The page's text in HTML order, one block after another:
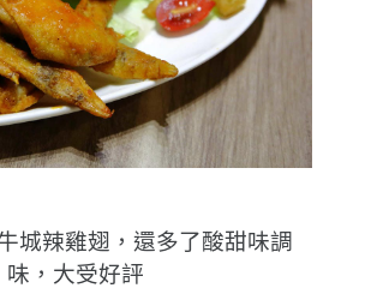
城辣雞翅，還多了酸甜味調
味，大受好評